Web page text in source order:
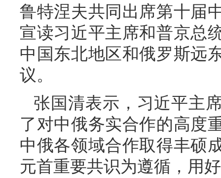
鲁特涅夫共同出席第十届
宣读习近平主席和普京总
中国东北地区和俄罗斯远
议。
张国清表示，习近平主
了对中俄务实合作的高度
中俄各领域合作取得丰硕
元首重要共识为遵循，用